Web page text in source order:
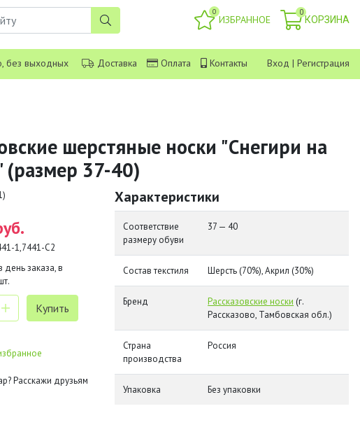
0
ИЗБРАННОЕ
0
КОРЗИНА
без выходных Доставка Оплата Контакты Вход | Регистрация
шерстяные носки "Снегири на
(размер 37-40)
1,7441-С2
заказа, в
Расскажи друзьям
Характеристики
Соответствие
размеру обуви
37 — 40
Состав текстиля Шерсть (70%), Акрил (30%)
Бренд Рассказовские носки (г.
Рассказово, Тамбовская обл.)
Страна
производства
Россия
Упаковка Без упаковки